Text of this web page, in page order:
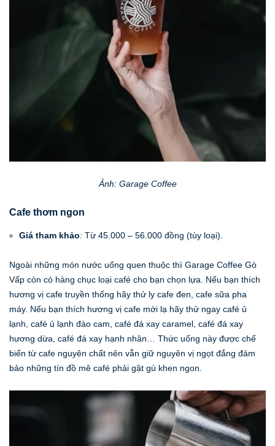
Ảnh: Garage Coffee
Cafe thơm ngon
Giá tham khảo: Từ 45.000 – 56.000 đồng (tùy loại).
Ngoài những món nước uống quen thuộc thì Garage Coffee Gò
Vấp còn có hàng chục loại café cho bạn chọn lựa. Nếu bạn thích
hương vị cafe truyền thống hãy thử ly cafe đen, cafe sữa pha
máy. Nếu bạn thích hương vị cafe mới lạ hãy thử ngay café ủ
lạnh, café ủ lạnh đào cam, café đá xay caramel, café đá xay
hương dừa, café đá xay hạnh nhân… Thức uống này được chế
biến từ cafe nguyên chất nên vẫn giữ nguyên vị ngọt đắng đảm
bảo những tín đồ mê café phải gật gù khen ngon.